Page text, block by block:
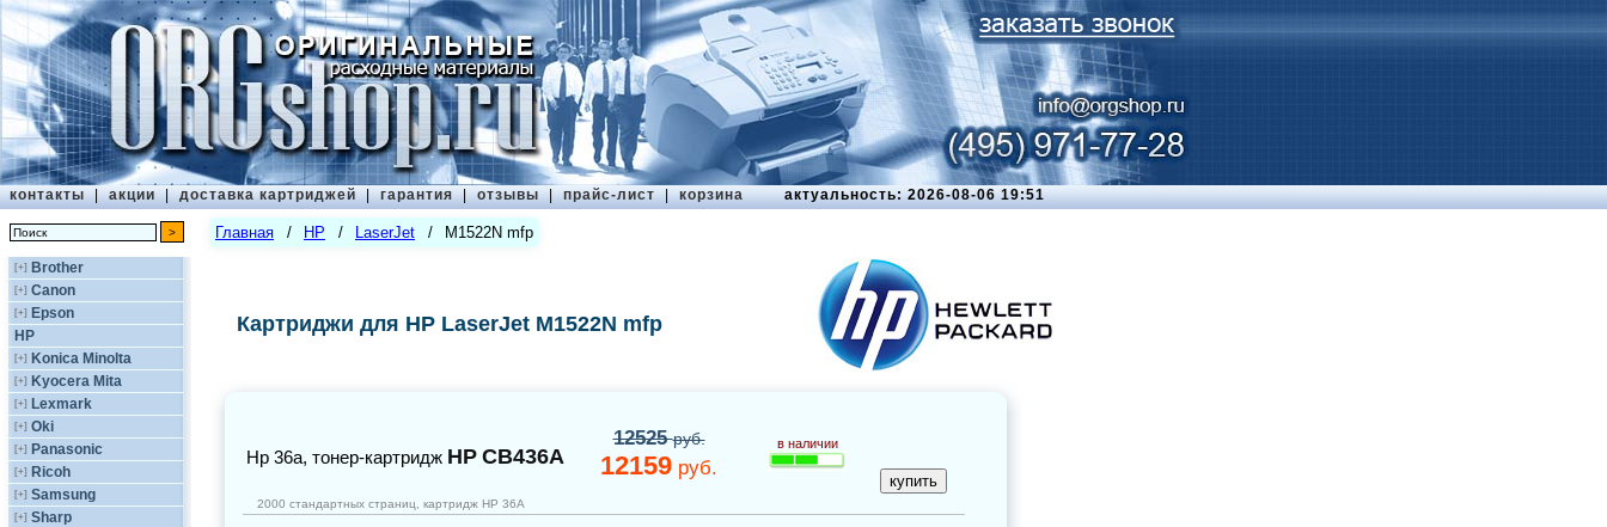
контакты | акции | доставка картриджей | гарантия | отзывы | прайс-лист | корзина актуальность: 2026-08-06 19:51
[+] Brother
[+] Canon
[+] Epson
HP
[+] Konica Minolta
[+] Kyocera Mita
[+] Lexmark
[+] Oki
[+] Panasonic
[+] Ricoh
[+] Samsung
[+] Sharp
Главная / HP / LaserJet / M1522N mfp
Картриджи для HP LaserJet M1522N mfp
Нр 36a, тонер-картридж HP CB436A
12525руб.
12159 руб.
в наличии
2000 стандартных страниц, картридж НР 36A